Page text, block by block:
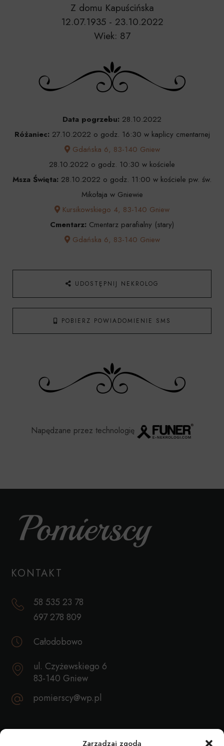
Zarządzaj zgodą
Z domu Kapuścińska
12.07.1935 - 23.10.2022
Wiek: 87
Data pogrzebu: 28.10.2022
Różaniec: 27.10.2022 o godz. 16:30 w kaplicy cmentarnej
Gdańska 6, 83-140 Gniew
28.10.2022 o godz. 10:30 w kościele
Msza Święta: 28.10.2022 o godz. 11:00 w kościele pw. św.
Mikołaja w Gniewie
Kursikowskiego 4, 83-140 Gniew
Cmentarz: Cmentarz parafialny (stary)
Gdańska 6, 83-140 Gniew
UDOSTĘPNIJ NEKROLOG
POBIERZ POWIADOMIENIE SMS
Napędzane przez technologię
KONTAKT
58 535 23 78
697 278 809
Całodobowo
ul. Czyżewskiego 6
83-140 Gniew
pomierscy@wp.pl
REKOMENDACJE